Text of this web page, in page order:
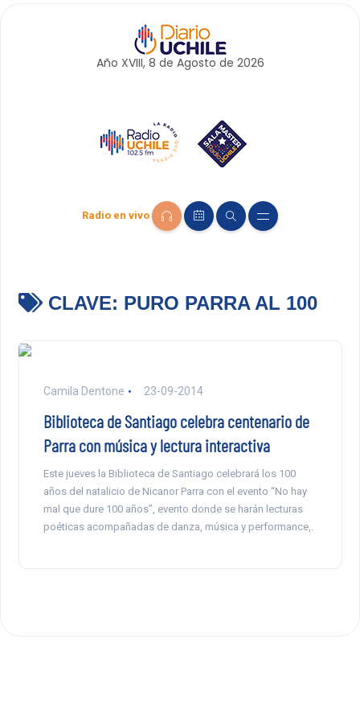
Año XVIII, 8 de Agosto de 2026
Radio en vivo
CLAVE: PURO PARRA AL 100
Camila Dentone 23-09-2014
Biblioteca de Santiago celebra centenario de
Parra con música y lectura interactiva
Este jueves la Biblioteca de Santiago celebrará los 100
años del natalicio de Nicanor Parra con el evento “No hay
mal que dure 100 años”, evento donde se harán lecturas
poéticas acompañadas de danza, música y performance,.